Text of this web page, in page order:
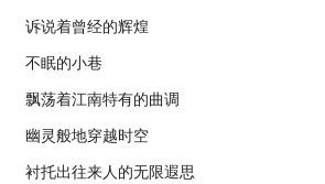
诉说着曾经的辉煌
不眠的小巷
飘荡着江南特有的曲调
幽灵般地穿越时空
衬托出往来人的无限遐思